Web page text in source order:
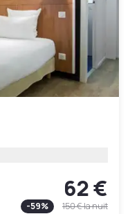
62 €
-59% 150 €la nuit